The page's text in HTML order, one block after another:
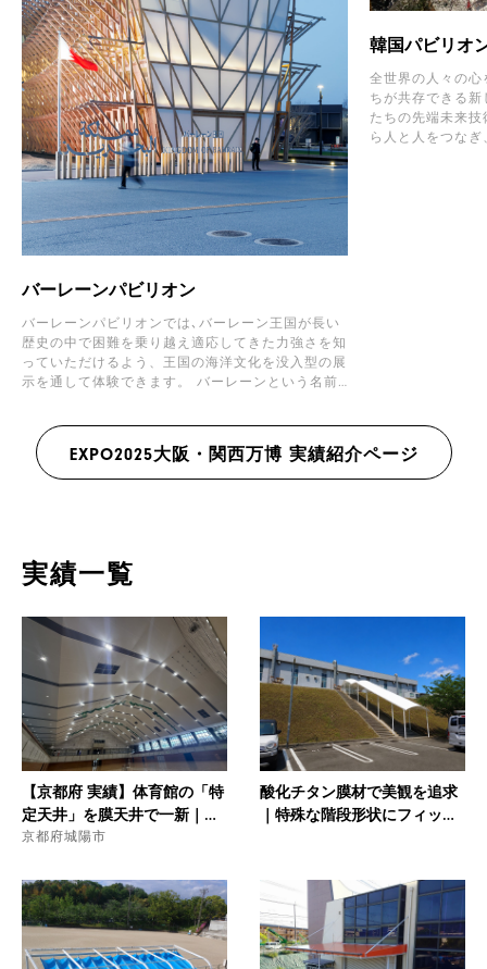
バーレーンパビリオン
バーレーンパビリオンでは､バーレーン王国が長い
歴史の中で困難を乗り越え適応してきた力強さを知
っていただけるよう、王国の海洋文化を没入型の展
示を通して体験できます。 バーレーンという名前
浅瀬に湧き出る淡水の泉を指しています｡
韓国パビリオ
全世界の人々の
ちが共存できる新
たちの先端未来
ら人と人をつな
EXPO2025大阪・関西万博 実績紹介ページ
実績一覧
【京都府 実績】体育館の「特
定天井」を膜天井で一新｜驚
異の軽量化と工期2/3への短縮
京都府城陽市
酸化チタン膜材で美観を追求
｜特殊な階段形状にフィット